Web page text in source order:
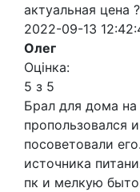
актуальная цена ?
2022-09-13
Олег
Оцінка:
5 з 5
Брал для дома на
пропользовался
посоветовали
источника
пк и мелкую